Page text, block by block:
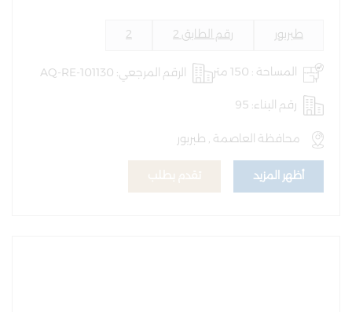
طبربور رقم الطابق 2 2
المساحة : 150 متر
الرقم المرجعي: AQ-RE-101130
رقم البناء: 95
محافظة العاصمة , طبربور
أظهر المزيد